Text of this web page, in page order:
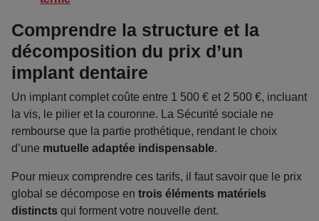
Comprendre la structure et la
décomposition du prix d’un
implant dentaire
Un implant complet coûte entre 1 500 € et 2 500 €, incluant
la vis, le pilier et la couronne. La Sécurité sociale ne
rembourse que la partie prothétique, rendant le choix
d’une mutuelle adaptée indispensable.
Pour mieux comprendre ces tarifs, il faut savoir que le prix
global se décompose en trois éléments matériels
distincts qui forment votre nouvelle dent.